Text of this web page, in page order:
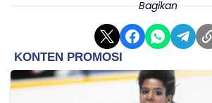
Pekan ke-17 Liga Jerman juga turut
menarik lainnya seperti VfB Stuttgart vs
Hamburger SV vs Bayer Leverkusen
Freiburg.
Bagikan